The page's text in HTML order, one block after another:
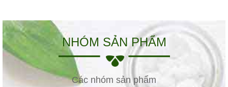
NHÓM SẢN PHẨM
Các nhóm sản phẩm